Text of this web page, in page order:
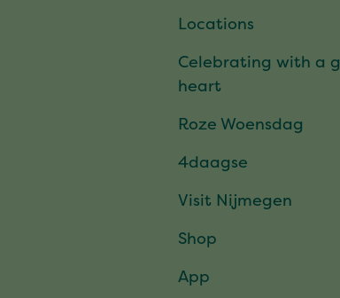
Locations
Celebrating with a
heart
Roze Woensdag
4daagse
Visit Nijmegen
Shop
App